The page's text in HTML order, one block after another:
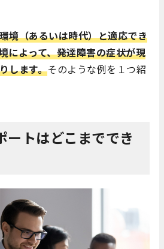
境（あるいは時代）と適応でき
によって、発達障害の症状が現
します。そのような例を１つ紹
ートはどこまででき